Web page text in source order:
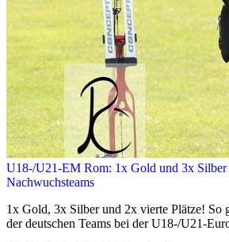
U18-/U21-EM Rom: 1x Gold und 3x
Nachwuchsteams
1x Gold, 3x Silber und 2x vierte Plätze! So
der deutschen Teams bei der U18-/U21-